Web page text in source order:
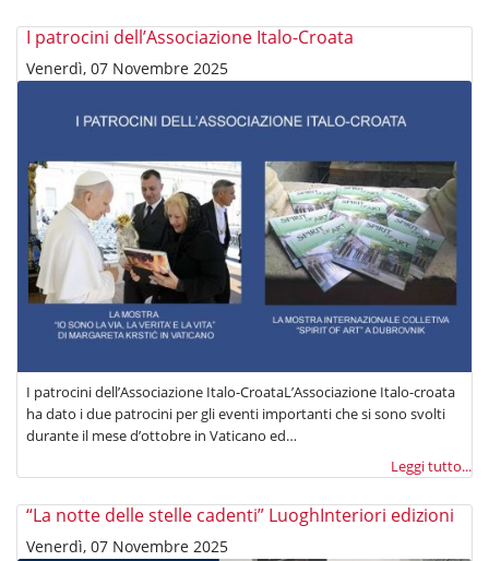
I patrocini dell’Associazione Italo-Croata
Venerdì, 07 Novembre 2025
I patrocini dell’Associazione Italo-CroataL’Associazione Italo-croata
ha dato i due patrocini per gli eventi importanti che si sono svolti
durante il mese d’ottobre in Vaticano ed…
Leggi tutto...
“La notte delle stelle cadenti” LuoghInteriori edizioni
Venerdì, 07 Novembre 2025